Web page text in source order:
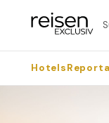
Hotels